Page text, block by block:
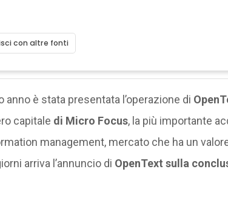
con altre fonti
è stata presentata l’operazione di
capitale di Micro Focus, la più importante
management, mercato che ha un
arriva l’annuncio di OpenText sulla